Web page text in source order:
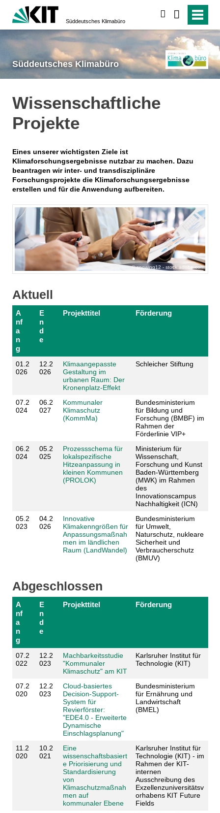
Süddeutsches Klimabüro
Süddeutsches Klimabüro
Wissenschaftliche
Projekte
Eines unserer wichtigsten Ziele ist
Klimaforschungsergebnisse nutzbar zu machen. Dazu
beantragen wir inter- und transdisziplinäre
Forschungsprojekte die Klimaforschungsergebnisse
erstellen und für die Anwendung aufbereiten.
snowing12 - stock.adobe.com
Aktuell
A
nf
a
n
g
E
n
d
e
Projekttitel Förderung
01.2
026
12.2
026
Klimaangepasste
Gestaltung im
urbanen Raum: Der
Kronenplatz-Effekt
Schleicher Stiftung
07.2
024
06.2
027
Kommunaler
Klimaschutz
(KommMa)
Bundesministerium
für Bildung und
Forschung (BMBF) im
Rahmen der
Förderlinie VIP+
06.2
024
05.2
025
Prozessschema für
lokalspezifische
Hitzeanpassung in
kleinen Kommunen
(PROLOK)
Ministerium für
Wissenschaft,
Forschung und Kunst
Baden-Württemberg
(MWK) im Rahmen
des
Innovationscampus
Nachhaltigkeit (ICN)
05.2
023
04.2
026
Innovative
Klimakenngrößen für
Anpassungsmaßnah
men im ländlichen
Raum (LandWandel)
Bundesministerium
für Umwelt,
Naturschutz, nukleare
Sicherheit und
Verbraucherschutz
(BMUV)
Abgeschlossen
A
nf
a
n
g
E
n
d
e
Projekttitel Förderung
07.2
022
12.2
023
Machbarkeitsstudie
"Kommunaler
Klimaschutz" am KIT
Karlsruher Institut für
Technologie (KIT)
07.2
020
12.2
023
Cloud-basiertes
Decision-Support-
System für
Revierförster:
"EDE4.0 - Erweiterte
Dynamische
Einschlagsplanung"
Bundesministerium
für Ernährung und
Landwirtschaft
(BMEL)
11.2
020
10.2
021
Eine
wissenschaftsbasiert
e Priorisierung und
Standardisierung
von
Klimaschutzmaßnah
men auf
kommunaler Ebene
Karlsruher Institut für
Technologie (KIT) - im
Rahmen der KIT-
internen
Ausschreibung des
Exzellenzuniversitätsv
orhabens KIT Future
Fields